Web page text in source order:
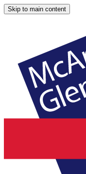
Skip to main content